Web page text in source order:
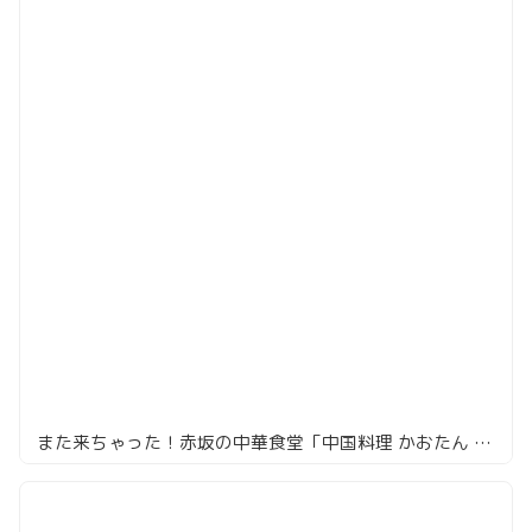
また来ちゃった！赤坂の中華食堂「中国料理 かおたん 赤坂店」